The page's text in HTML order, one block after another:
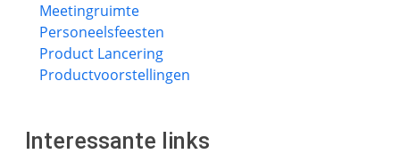
Meetingruimte
Personeelsfeesten
Product Lancering
Productvoorstellingen
Interessante links